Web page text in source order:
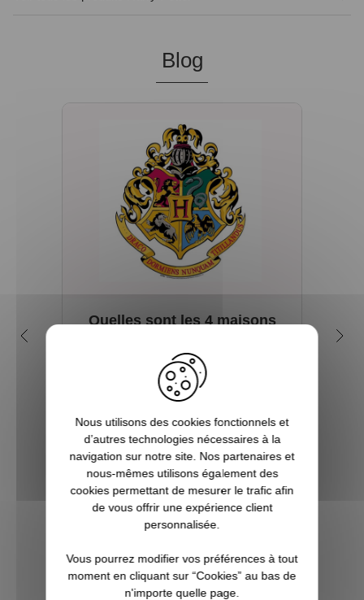
Blog
Quelles sont les 4 maisons
Depuis sa première parution en 1997, et
plus encore avec l’arrivée du film en 2001,
culture mondiale. La Pottermania nous a
tous et toutes touchées. Qui n’a pas
attendu, fébrilement, le jour de s...
VOIR L'ARTICLE
Nous utilisons des cookies fonctionnels et
d’autres technologies nécessaires à la
navigation sur notre site. Nos partenaires et
nous-mêmes utilisons également des
cookies permettant de mesurer le trafic afin
de vous offrir une expérience client
personnalisée.
Vous pourrez modifier vos préférences à tout
moment en cliquant sur “Cookies” au bas de
n'importe quelle page.